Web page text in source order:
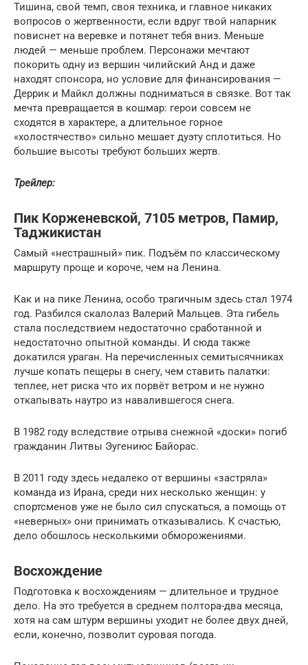
Тишина, свой темп, своя техника, и главное никаких
вопросов о жертвенности, если вдруг твой напарник
повиснет на веревке и потянет тебя вниз. Меньше
людей — меньше проблем. Персонажи мечтают
покорить одну из вершин чилийский Анд и даже
находят спонсора, но условие для финансирования —
Деррик и Майкл должны подниматься в связке. Вот так
мечта превращается в кошмар: герои совсем не
сходятся в характере, а длительное горное
«холостячество» сильно мешает дуэту сплотиться. Но
большие высоты требуют больших жертв.
Трейлер:
Пик Корженевской, 7105 метров, Памир,
Таджикистан
Самый «нестрашный» пик. Подъём по классическому
маршруту проще и короче, чем на Ленина.
Как и на пике Ленина, особо трагичным здесь стал 1974
год. Разбился скалолаз Валерий Мальцев. Эта гибель
стала последствием недостаточно сработанной и
недостаточно опытной команды. И сюда также
докатился ураган. На перечисленных семитысячниках
лучше копать пещеры в снегу, чем ставить палатки:
теплее, нет риска что их порвёт ветром и не нужно
откапывать наутро из навалившегося снега.
В 1982 году вследствие отрыва снежной «доски» погиб
гражданин Литвы Эугениюс Байорас.
В 2011 году здесь недалеко от вершины «застряла»
команда из Ирана, среди них несколько женщин: у
спортсменов уже не было сил спускаться, а помощь от
«неверных» они принимать отказывались. К счастью,
дело обошлось несколькими обморожениями.
Восхождение
Подготовка к восхождениям — длительное и трудное
дело. На это требуется в среднем полтора-два месяца,
хотя на сам штурм вершины уходит не более двух дней,
если, конечно, позволит суровая погода.